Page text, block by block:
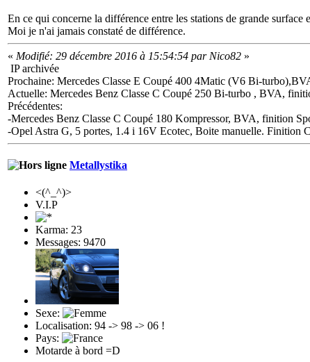
En ce qui concerne la différence entre les stations de grande
Moi je n'ai jamais constaté de différence.
« Modifié: 29 décembre 2016 à 15:54:54 par Nico82 »
IP archivée
Prochaine: Mercedes Classe E Coupé 400 4Matic (V6 Bi-
Actuelle: Mercedes Benz Classe C Coupé 250 Bi-turbo , BVA,
Précédentes:
-Mercedes Benz Classe C Coupé 180 Kompressor, BVA, finition
-Opel Astra G, 5 portes, 1.4 i 16V Ecotec, Boite manuelle. Finition
Metallystika
<(^_^)>
V.I.P
Karma: 23
Messages: 9470
Sexe:
Localisation: 94 -> 98 -> 06 !
Pays:
Motarde à bord =D